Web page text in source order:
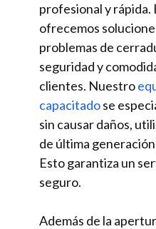
profesional y rápida.
ofrecemos
problemas de
seguridad y
clientes. Nuestro
capacitadose
sin causar daños,
de última
Esto garantiza un
seguro.
Además de la